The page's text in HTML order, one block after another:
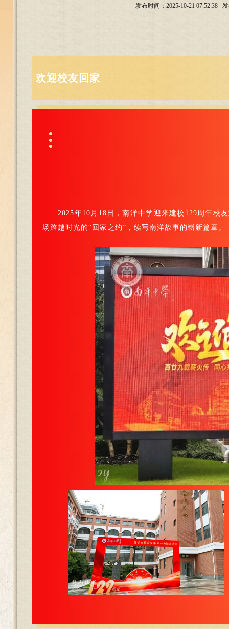
发布时间：2025-10-21 07:52:38
欢迎校友回家
2025年10月18日，南洋中学迎来建校129周年校
场跨越时光的“回家之约”，续写南洋故事的崭新篇章。